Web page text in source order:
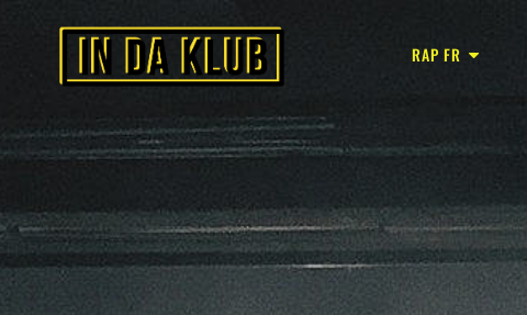
In Da Klub
RAP FR